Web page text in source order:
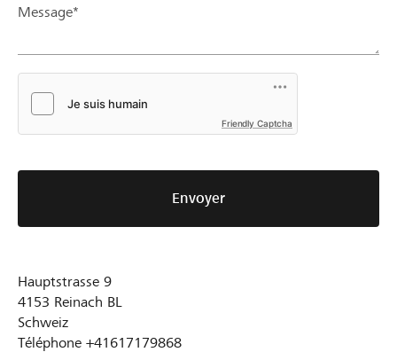
Message*
Friendly Captcha
Envoyer
Hauptstrasse 9
4153 Reinach BL
Schweiz
Téléphone +41617179868